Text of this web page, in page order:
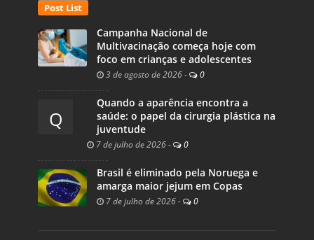
Post List
Campanha Nacional de
Multivacinação começa hoje com
foco em crianças e adolescentes
3 de agosto de 2026 - 0
Q
Quando a aparência encontra a
saúde: o papel da cirurgia plástica na
juventude
7 de julho de 2026 - 0
Brasil é eliminado pela Noruega e
amarga maior jejum em Copas
7 de julho de 2026 - 0